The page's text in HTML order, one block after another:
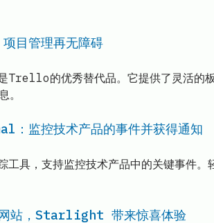
目管理再无障碍
Trello的优秀替代品。它提供了灵活
监控技术产品的事件并获得通知
，支持监控技术产品中的关键事件。
站，Starlight 带来惊喜体验